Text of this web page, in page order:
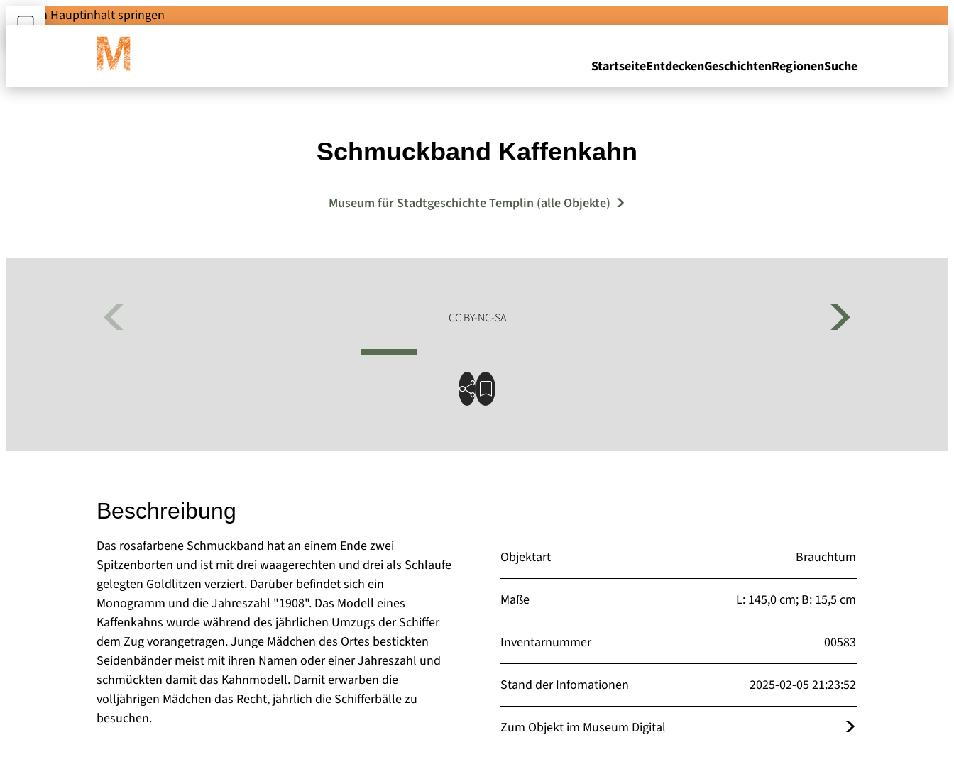
Zum Hauptinhalt springen
StartseiteEntdeckenGeschichtenRegionenSuche
Schmuckband Kaffenkahn
Museum für Stadtgeschichte Templin (alle Objekte)
Beschreibung
Das rosafarbene Schmuckband hat an einem Ende zwei
Spitzenborten und ist mit drei waagerechten und drei als Schlaufe
gelegten Goldlitzen verziert. Darüber befindet sich ein
Monogramm und die Jahreszahl "1908". Das Modell eines
Kaffenkahns wurde während des jährlichen Umzugs der Schiffer
dem Zug vorangetragen. Junge Mädchen des Ortes bestickten
Seidenbänder meist mit ihren Namen oder einer Jahreszahl und
schmückten damit das Kahnmodell. Damit erwarben die
volljährigen Mädchen das Recht, jährlich die Schifferbälle zu
besuchen.
Objektart Brauchtum
Maße L: 145,0 cm; B: 15,5 cm
Inventarnummer 00583
Stand der Infomationen 2025-02-05 21:23:52
Zum Objekt im Museum Digital